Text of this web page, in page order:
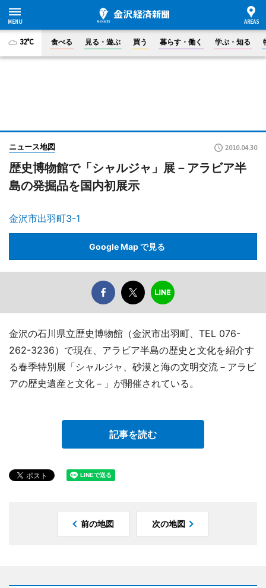
32°C 食べる 見る・遊ぶ 買う 暮らす・働く 学ぶ・知る
ニュース地図 2010.04.30
歴史博物館で「シャルジャ」展－アラビア半
島の発掘品を国内初展示
金沢市出羽町3-1
Google Map で見る
金沢の石川県立歴史博物館（金沢市出羽町、TEL 076-
262-3236）で現在、アラビア半島の歴史と文化を紹介す
る春季特別展「シャルジャ、砂漠と海の文明交流－アラビ
アの歴史遺産と文化－」が開催されている。
記事を読む
前の地図 次の地図